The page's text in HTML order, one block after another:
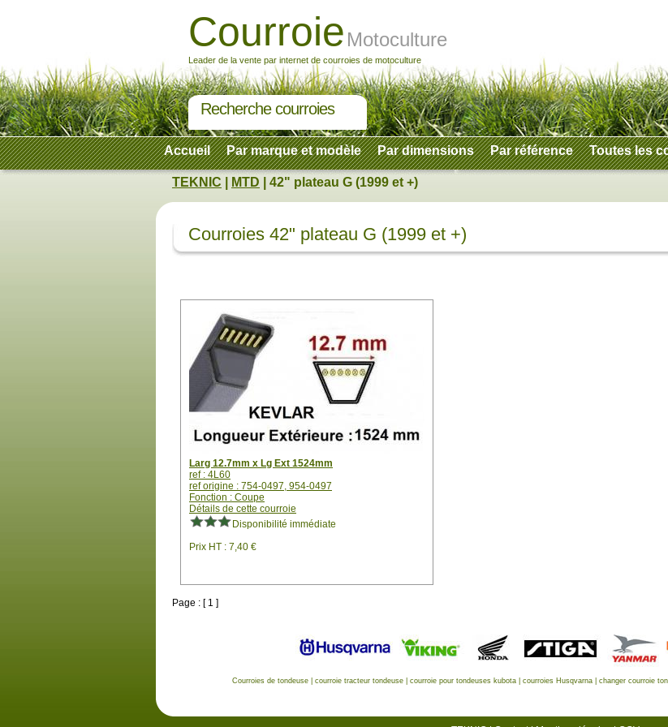
Courroie Motoculture
Leader de la vente par internet de courroies de motoculture
Recherche courroies
Accueil Par marque et modèle Par dimensions Par référence Toutes les
TEKNIC MTD | 42" plateau G (1999 et +)
Courroies 42" plateau G (1999 et +)
Larg 12.7mm x Lg Ext 1524mm
ref : 4L60
ref origine : 754-0497, 954-0497
Fonction : Coupe
Détails de cette courroie
Disponibilité immédiate
Prix HT : 7,40 €
Page : [ 1 ]
Courroies de tondeuse| courroie tracteur tondeuse| courroie pour tondeuses kubota| courroies Husqvarna| changer courroie